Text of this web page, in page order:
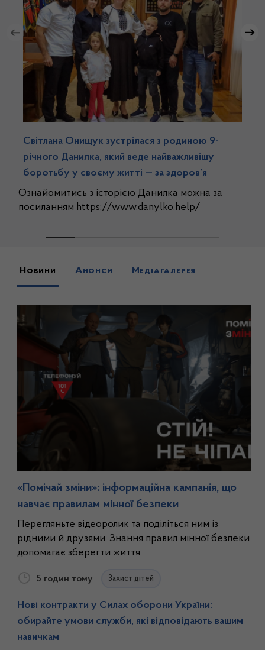
Світлана Онищук зустрілася з родиною 9-
річного Данилка, який веде найважливішу
боротьбу у своєму житті — за здоров’я
Ознайомитись з історією Данилка можна за
посиланням https://www.danylko.help/
Новини Анонси Медіагалерея
«Помічай зміни»: інформаційна кампанія, що
навчає правилам мінної безпеки
Перегляньте відеоролик та поділіться ним із
рідними й друзями. Знання правил мінної безпеки
допомагає зберегти життя.
5 годин тому Захист дітей
Нові контракти у Силах оборони України:
обирайте умови служби, які відповідають вашим
навичкам